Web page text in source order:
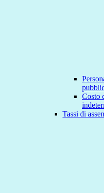
Costo
Tassi di